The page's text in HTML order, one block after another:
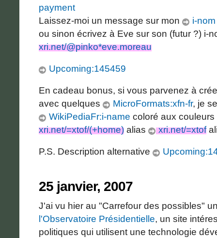
payment
Laissez-moi un message sur mon
i-nom
ou sinon écrivez à Eve sur son (futur ?) i-
xri.net/@pinko*eve.moreau
Upcoming:145459
En cadeau bonus, si vous parvenez à
avec quelques
MicroFormats:xfn-fr, je
WikiPediaFr:i-name coloré aux
xri.net/=xtof/(+home) alias xri.net/=xtof
P.S. Description alternative
25 janvier, 2007
J'ai vu hier au "Carrefour des possibles"
l'Observatoire Présidentielle, un site
politiques qui utilisent une technologie